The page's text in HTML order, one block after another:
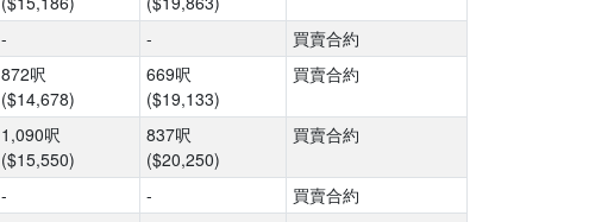
- -
買賣合約
872呎
($14,678)
669呎
($19,133)
買賣合約
1,090呎
($15,550)
837呎
($20,250)
買賣合約
- -
買賣合約